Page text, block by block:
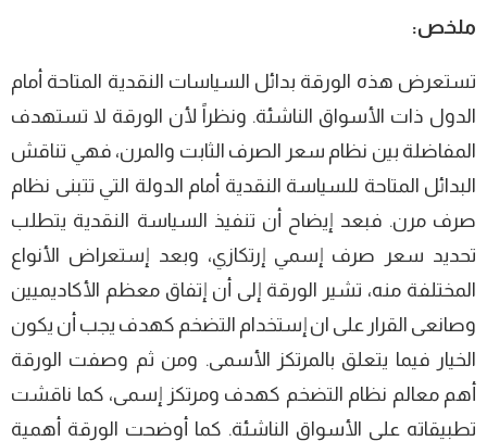
ملخص:
تستعرض هذه الورقة بدائل السياسات النقدية المتاحة أمام
الدول ذات الأسواق الناشئة. ونظراً لأن الورقة لا تستهدف
المفاضلة بين نظام سعر الصرف الثابت والمرن، فهي تناقش
البدائل المتاحة للسياسة النقدية أمام الدولة التي تتبنى نظام
صرف مرن. فبعد إيضاح أن تنفيذ السياسة النقدية يتطلب
تحديد سعر صرف إسمي إرتكازي، وبعد إستعراض الأنواع
المختلفة منه، تشير الورقة إلى أن إتفاق معظم الأكاديميين
وصانعى القرار على ان إستخدام التضخم كهدف يجب أن يكون
الخيار فيما يتعلق بالمرتكز الأسمى. ومن ثم وصفت الورقة
أهم معالم نظام التضخم كهدف ومرتكز إسمى، كما ناقشت
تطبيقاته على الأسواق الناشئة. كما أوضحت الورقة أهمية